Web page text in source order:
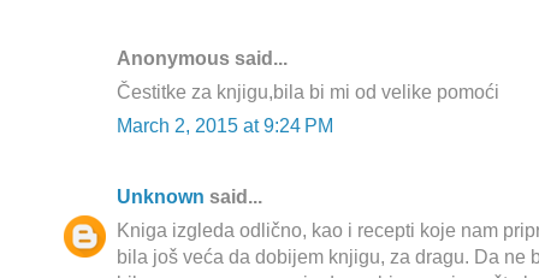
Anonymous said...
Čestitke za knjigu,bila bi mi od velike pomoći
March 2, 2015 at 9:24 PM
Unknown said...
Kniga izgleda odlično, kao i recepti koje nam
bila još veća da dobijem knjigu, za dragu. Da ne